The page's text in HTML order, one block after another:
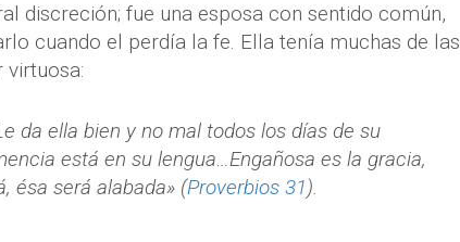
discreción; fue una esposa con sentido común,
cuando el perdía la fe. Ella tenía muchas de las
virtuosa:
da ella bien y no mal todos los días de su
está en su lengua…Engañosa es la gracia,
ésa será alabada» (Proverbios 31).